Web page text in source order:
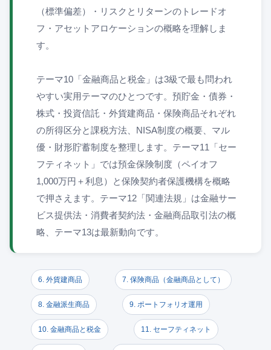
（標準偏差）・リスクとリターンのトレードオ
フ・アセットアロケーションの概略を理解しま
す。
テーマ10「金融商品と税金」は3級で最も問われ
やすい実用テーマのひとつです。預貯金・債券・
株式・投資信託・外貨建商品・保険商品それぞれ
の所得区分と課税方法、NISA制度の概要、マル
優・財形貯蓄制度を整理します。テーマ11「セー
フティネット」では預金保険制度（ペイオフ
1,000万円＋利息）と保険契約者保護機構を概略
で押さえます。テーマ12「関連法規」は金融サー
ビス提供法・消費者契約法・金融商品取引法の概
略、テーマ13は最新動向です。
6. 外貨建商品 7. 保険商品（金融商品として）
8. 金融派生商品 9. ポートフォリオ運用
10. 金融商品と税金 11. セーフティネット